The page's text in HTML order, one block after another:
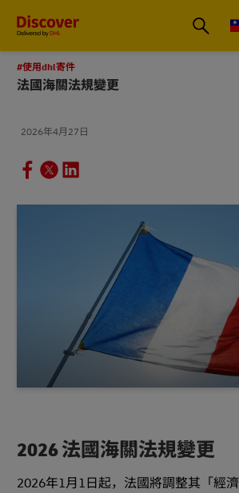
DHL 台灣：國際快遞商業洞察與物流指
#使用dhl寄件
法國海關法規變更
2026年4月27日
2026 法國海關法規變更
2026年1月1日起，法國將調整其「經